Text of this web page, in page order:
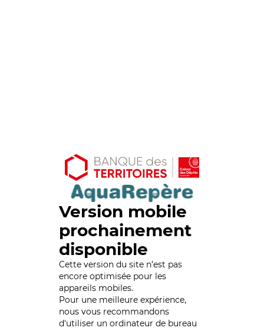
Version mobile
prochainement
disponible
Cette version du site n’est pas
encore optimisée pour les
appareils mobiles.
Pour une meilleure expérience,
nous vous recommandons
d'utiliser un ordinateur de bureau